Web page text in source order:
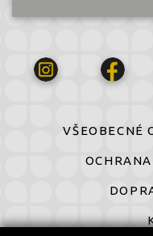
VŠEOBECNÉ